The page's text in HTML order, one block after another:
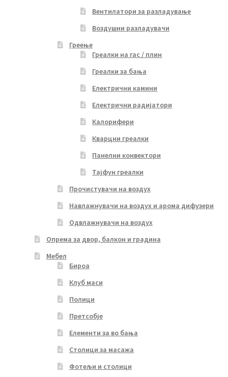
Вентилатори за разладување
Воздушни разладувачи
Греење
Греалки на гас / плин
Греалки за бања
Електрични камини
Електрични радијатори
Калорифери
Кварцни греалки
Панелни конвектори
Тајфун греалки
Прочистувачи на воздух
Навлажнувачи на воздух и арома дифузери
Одвлажнувачи на воздух
Опрема за двор, балкон и градина
Мебел
Бироа
Клуб маси
Полици
Претсобје
Елементи за во бања
Столици за масажа
Фотељи и столици